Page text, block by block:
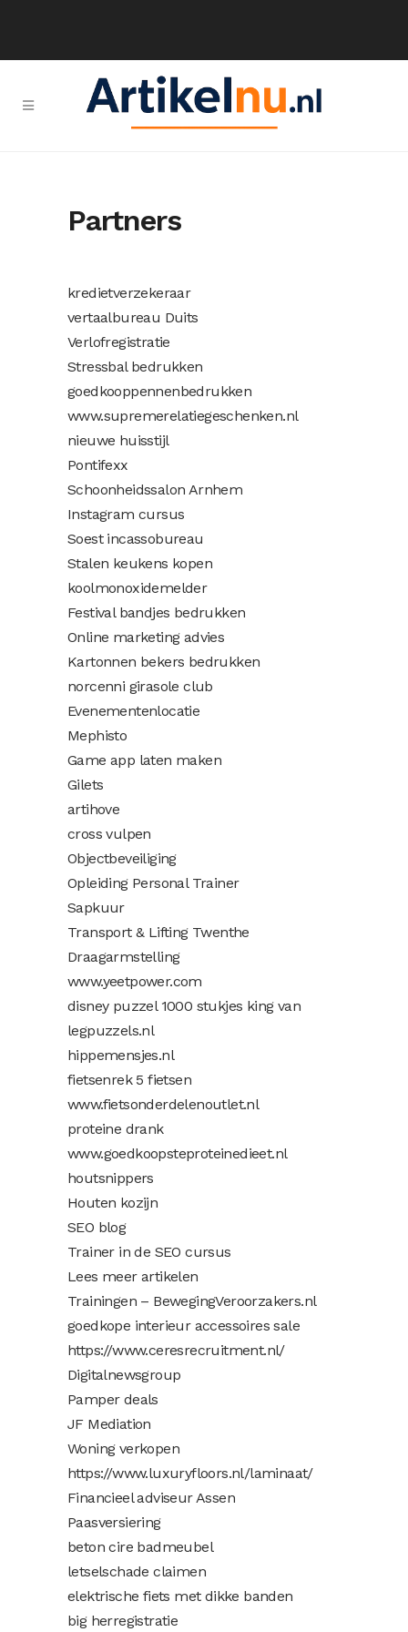
Partners
kredietverzekeraar
vertaalbureau Duits
Verlofregistratie
Stressbal bedrukken
goedkooppennenbedrukken
www.supremerelatiegeschenken.nl
nieuwe huisstijl
Pontifexx
Schoonheidssalon Arnhem
Instagram cursus
Soest incassobureau
Stalen keukens kopen
koolmonoxidemelder
Festival bandjes bedrukken
Online marketing advies
Kartonnen bekers bedrukken
norcenni girasole club
Evenementenlocatie
Mephisto
Game app laten maken
Gilets
artihove
cross vulpen
Objectbeveiliging
Opleiding Personal Trainer
Sapkuur
Transport & Lifting Twenthe
Draagarmstelling
www.yeetpower.com
disney puzzel 1000 stukjes king van
legpuzzels.nl
hippemensjes.nl
fietsenrek 5 fietsen
www.fietsonderdelenoutlet.nl
proteine drank
www.goedkoopsteproteinedieet.nl
houtsnippers
Houten kozijn
SEO blog
Trainer in de SEO cursus
Lees meer artikelen
Trainingen – BewegingVeroorzakers.nl
goedkope interieur accessoires sale
https://www.ceresrecruitment.nl/
Digitalnewsgroup
Pamper deals
JF Mediation
Woning verkopen
https://www.luxuryfloors.nl/laminaat/
Financieel adviseur Assen
Paasversiering
beton cire badmeubel
letselschade claimen
elektrische fiets met dikke banden
big herregistratie